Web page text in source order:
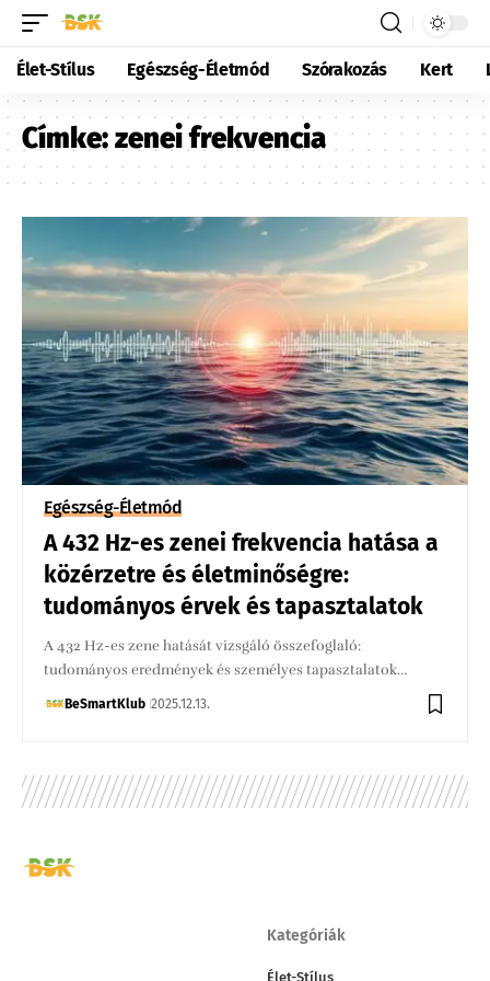
Élet-Stílus Egészség-Életmód Szórakozás Kert
Címke:zenei frekvencia
Egészség-Életmód
A 432 Hz-es zenei frekvencia hatása a
közérzetre és életminőségre:
tudományos érvek és tapasztalatok
A 432 Hz-es zene hatását vizsgáló összefoglaló:
tudományos eredmények és személyes tapasztalatok…
BeSmartKlub 2025.12.13.
Kategóriák
Élet-Stílus